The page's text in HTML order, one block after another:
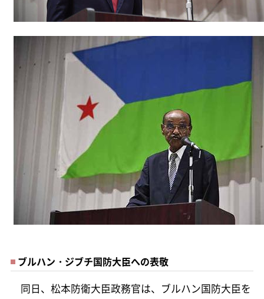
ブルハン・ジブチ国防大臣への表敬
同日、松本防衛大臣政務官は、ブルハン国防大臣を